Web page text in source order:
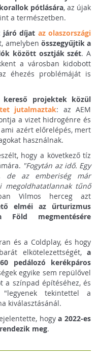
pótlására, az újak
a természetben.
járó díjat az olaszországi
amelyben összegyűjtik a
között osztják szét. A
a városban kidobott
éhezés problémáját is
kereső projektek közül
jutalmaztak: az AEM
a vizet hidrogénre és
azért előrelépés, mert
használnak.
hogy a következő tíz
"Fogytán az idő. Egy
de az emberiség már
megoldhatatlannak tűnő
Vilmos herceg azt
elméi az űrturizmus
megmentésére
és a Coldplay, és hogy
elkötelezettségét,a
pedálozó kerékpáros
egyike sem repülővel
a színpad építéséhez, és
tekintettel a
kiválasztásánál.
hogya 2022-es
meg.